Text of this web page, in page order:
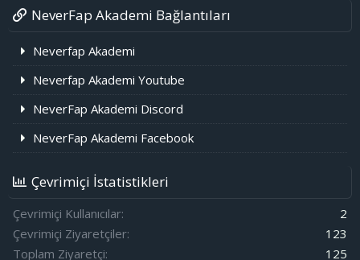
NeverFap Akademi Bağlantıları
Neverfap Akademi
Neverfap Akademi Youtube
NeverFap Akademi Discord
NeverFap Akademi Facebook
Çevrimiçi İstatistikleri
Çevrimiçi Kullanıcılar
2
Çevrimiçi Ziyaretçiler
123
Toplam Ziyaretçi
125